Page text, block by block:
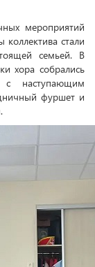
мероприятий
коллектива стали
семьей. В
хора собрались
с наступающим
фуршет и